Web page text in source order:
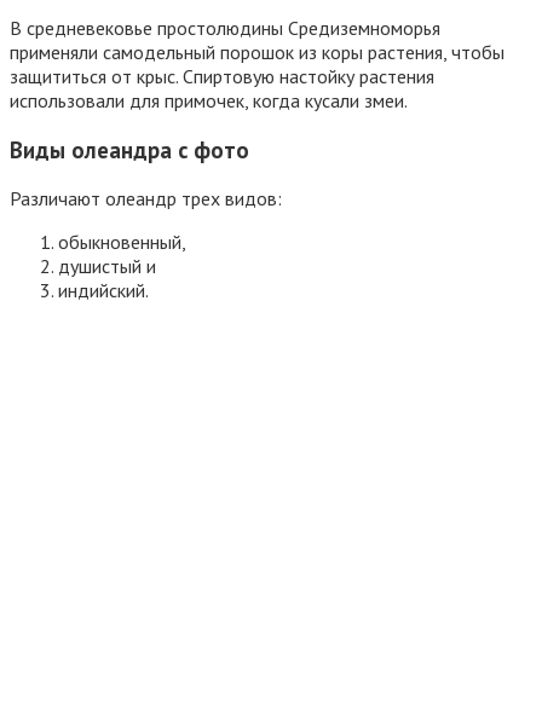
В средневековье простолюдины Средиземноморья
применяли самодельный порошок из коры растения, чтобы
защититься от крыс. Спиртовую настойку растения
использовали для примочек, когда кусали змеи.
Виды олеандра с фото
Различают олеандр трех видов:
обыкновенный,
душистый и
индийский.